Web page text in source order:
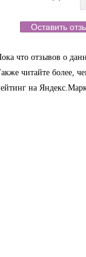
Оставить
что отзывов о
читайте более,
на